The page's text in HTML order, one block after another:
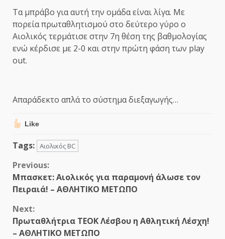
Τα μπράβο για αυτή την ομάδα είναι λίγα. Με
πορεία πρωταθλητισμού στο δεύτερο γύρο ο
Αιολικός τερμάτισε στην 7η θέση της βαθμολογίας
ενώ κέρδισε με 2-0 και στην πρώτη φάση των play
out.
Απαράδεκτο απλά το σύστημα διεξαγωγής…
Like
Tags: Αιολικός BC
Continue
Reading
Previous:
Μπασκετ: Αιολικός για παραμονή άλωσε τον
Πειραιά! – ΑΘΛΗΤΙΚΟ ΜΕΤΩΠΟ
Next:
Πρωταθλήτρια ΤΕΟΚ Λέσβου η Αθλητική Λέσχη!
– ΑΘΛΗΤΙΚΟ ΜΕΤΩΠΟ